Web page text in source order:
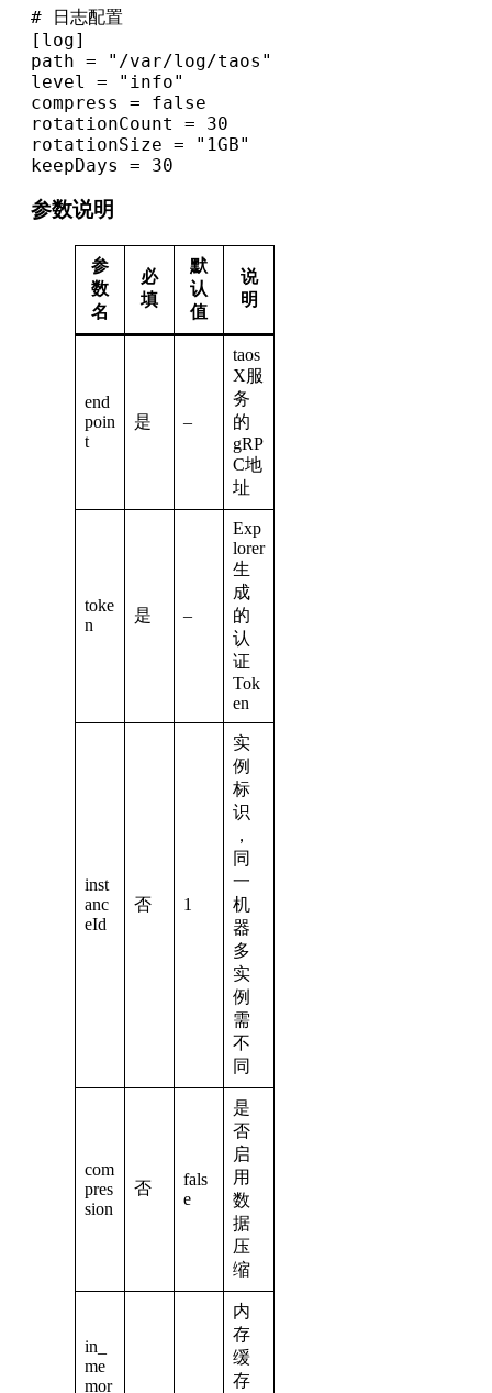
# 日志配置
[log]
path = "/var/log/taos"
level = "info"
compress = false
rotationCount = 30
rotationSize = "1GB"
keepDays = 30
参数说明
参
数
名
必
填
默
认
值
说
明
end
poin
t
是 –
taos
X服
务
的
gRP
C地
址
toke
n
是 –
Exp
lorer
生
成
的
认
证
Tok
en
inst
anc
eId
否 1
实
例
标
识
，
同
一
机
器
多
实
例
需
不
同
com
pres
sion
否
fals
e
是
否
启
用
数
据
压
缩
in_
me
mor
内
存
缓
存